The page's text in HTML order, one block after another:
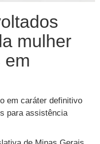
mulher
em
em caráter definitivo
para assistência